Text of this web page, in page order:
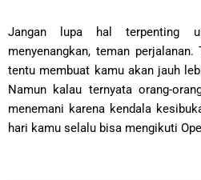
Jangan lupa hal terpenting
menyenangkan, teman perjalanan.
tentu membuat kamu akan jauh
Namun kalau ternyata orang-
menemani karena kendala
hari kamu selalu bisa mengikuti